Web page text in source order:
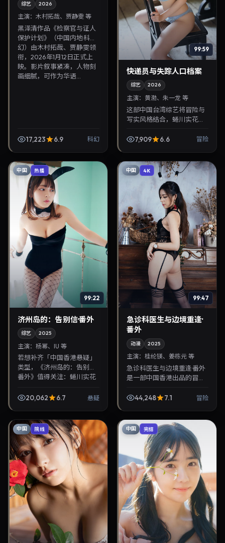
综艺 2026
主演： 木村拓哉、贾静雯 等
黑泽清作品《检察官与证人
保护计划》（中国内地·科
幻）由木村拓哉、贾静雯领
衔，2026年1月12日正式上
映。影片叙事紧凑，人物刻
画细腻，可作为华语...
17,223 6.9 科幻
99:59
快递员与失踪人口档案
综艺 2026
主演：黄渤、朱一龙 等
这部中国台湾综艺将冒险与
写实风格结合，蜷川实花掌
角。2026年12月17日与观众
7,909 6.6 冒险
中国 热播
99:22
济州岛的：告别信·番外
综艺 2025
主演： 杨幂、IU 等
若想补齐「中国香港悬疑」
类型，《济州岛的：告别信·
番外》值得关注：蜷川实花
年3月5日上映。剧情线索清
20,062 6.7 悬疑
中国 4K
99:47
急诊科医生与边境重逢·
番外
动漫 2025
主演：桂纶镁、姜栋元 等
急诊科医生与边境重逢·番外
是一部中国香港出品的冒险
镁、姜栋元等主演，2025年
44,248 7.1 冒险
中国 院线 中国 完结